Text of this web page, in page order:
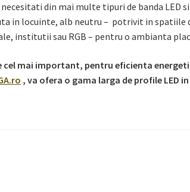
din mai multe tipuri de banda LED
in locuinte, alb neutru – potrivit in spatiile
institutii sau RGB – pentru o ambianta
cel mai important, pentru eficienta
, va ofera o gama larga de profile LED